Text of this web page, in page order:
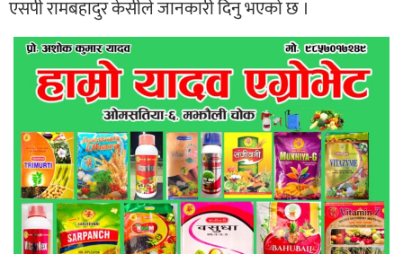
एसपी रामबहादुर केसीले जानकारी दिनु भएको छ ।